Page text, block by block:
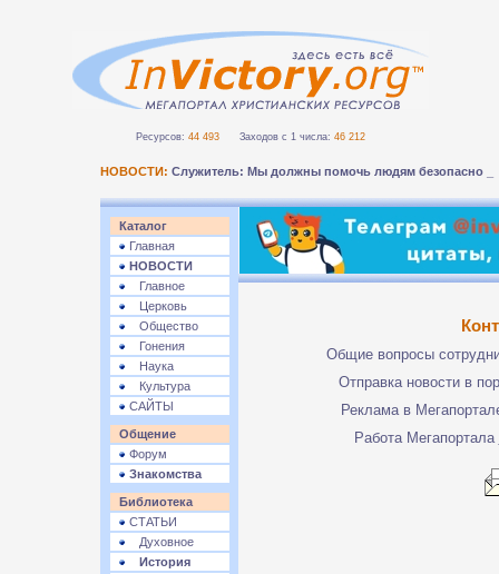
Ресурсов: 44 493 Заходов с 1 числа: 46 212
НОВОСТИ: Служитель: Мы должны помочь людям безопасно
Каталог
Главная
НОВОСТИ
Главное
Церковь
Общество
Гонения
Наука
Культура
САЙТЫ
Общение
Форум
Знакомства
Библиотека
СТАТЬИ
Духовное
История
Общие вопросы
Отправка новости в
Реклама в
Работа Мегапортала